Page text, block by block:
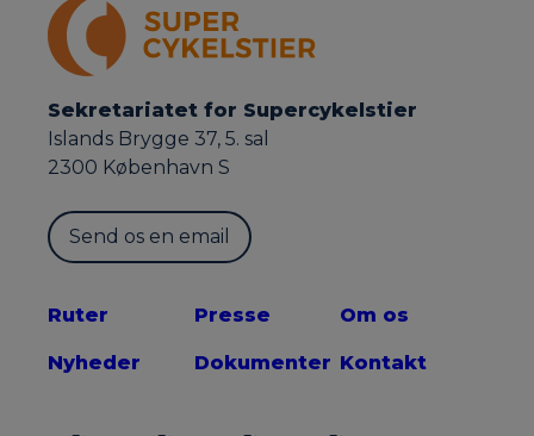
Sekretariatet for Supercykelstier
Islands Brygge 37, 5. sal
2300 København S
Send os en email
Ruter
Nyheder
Presse
Dokumenter
Om os
Kontakt